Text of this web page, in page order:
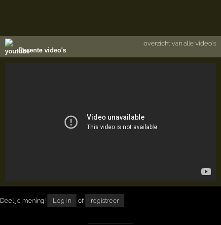
Recente video's
overzicht van alle video's
Deel je mening! Log in of registreer